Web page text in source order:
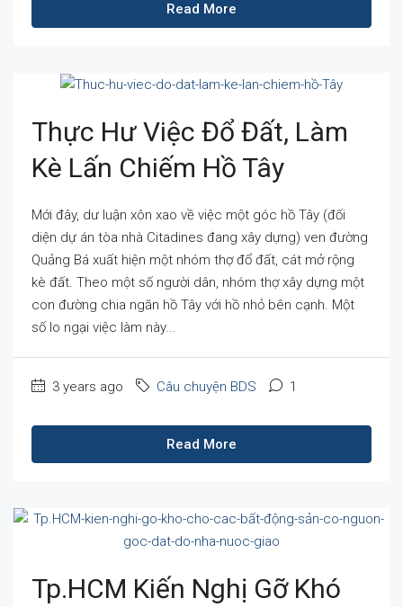
Read More
Thực Hư Việc Đổ Đất, Làm
Kè Lấn Chiếm Hồ Tây
Mới đây, dư luận xôn xao về việc một góc hồ Tây (đối
diện dự án tòa nhà Citadines đang xây dựng) ven đường
Quảng Bá xuất hiện một nhóm thợ đổ đất, cát mở rộng
kè đất. Theo một số người dân, nhóm thợ xây dựng một
con đường chia ngăn hồ Tây với hồ nhỏ bên cạnh. Một
số lo ngại việc làm này...
3 years ago Câu chuyện BDS 1
Read More
Tp.HCM Kiến Nghị Gỡ Khó